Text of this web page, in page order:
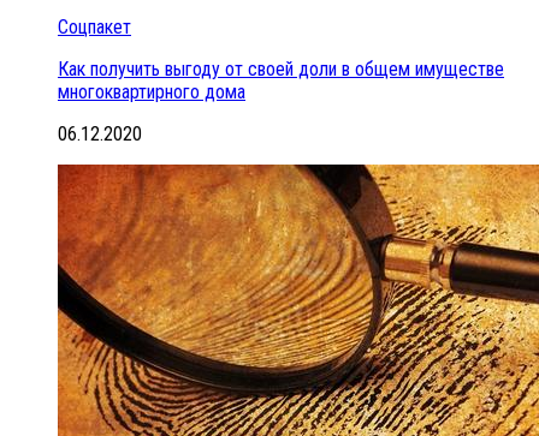
Соцпакет
Как получить выгоду от своей доли в общем имуществе
многоквартирного дома
06.12.2020